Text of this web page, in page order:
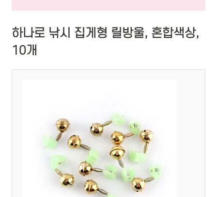
하나로 낚시 집게형 릴방울, 혼합색상,
10개